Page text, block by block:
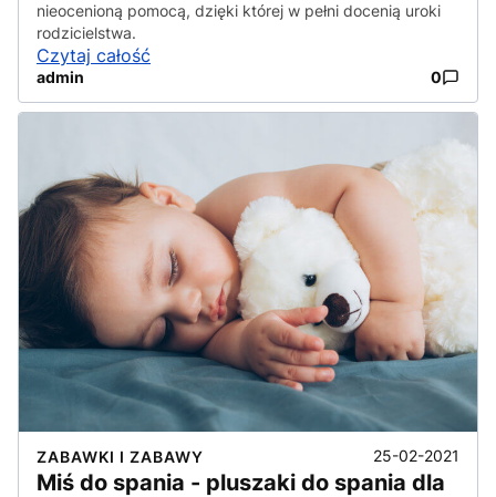
nieocenioną pomocą, dzięki której w pełni docenią uroki
rodzicielstwa.
Czytaj całość
admin 0
ZABAWKI I ZABAWY 25-02-2021
Miś do spania - pluszaki do spania dla